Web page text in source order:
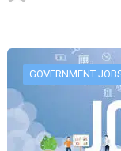
GOVERNMENT